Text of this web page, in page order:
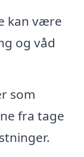
kan være
og våd
som
fra tage